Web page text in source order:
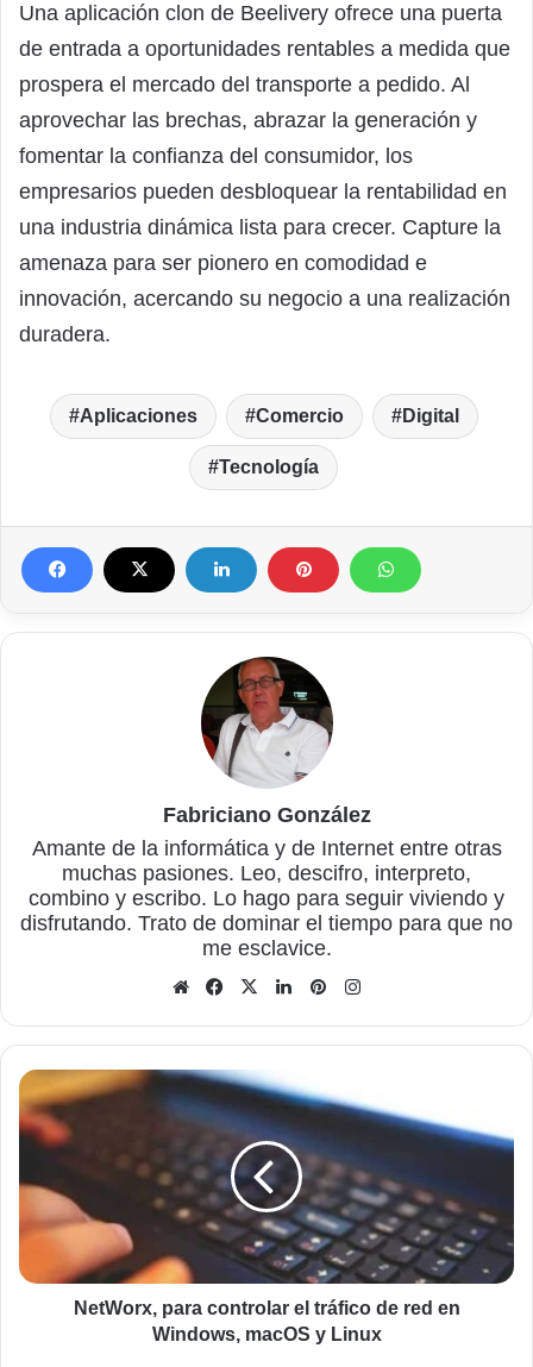
Una aplicación clon de Beelivery ofrece una puerta
de entrada a oportunidades rentables a medida que
prospera el mercado del transporte a pedido. Al
aprovechar las brechas, abrazar la generación y
fomentar la confianza del consumidor, los
empresarios pueden desbloquear la rentabilidad en
una industria dinámica lista para crecer. Capture la
amenaza para ser pionero en comodidad e
innovación, acercando su negocio a una realización
duradera.
Aplicaciones Comercio Digital
Tecnología
Fabriciano González
Amante de la informática y de Internet entre otras
muchas pasiones. Leo, descifro, interpreto,
combino y escribo. Lo hago para seguir viviendo y
disfrutando. Trato de dominar el tiempo para que no
me esclavice.
Sitio
Facebook
X LinkedInPinterest
NetWorx,
para
controlar
tráfico
red
Windows,
macOSNetWorx, para controlar el tráfico de red en
Windows, macOS y Linux